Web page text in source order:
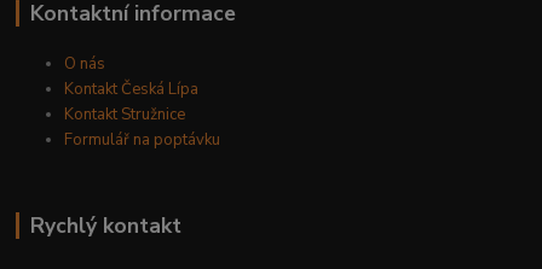
Kontaktní informace
O nás
Kontakt Česká Lípa
Kontakt Stružnice
Formulář na poptávku
Rychlý kontakt